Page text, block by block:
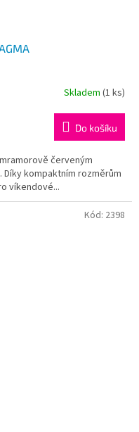
Skladem (1 ks)
Do košíku
červeným
Díky kompaktním rozměrům
víkendové...
Kód: 2398